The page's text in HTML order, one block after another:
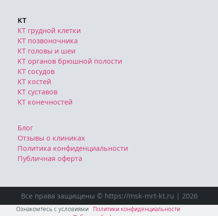
КТ
КТ грудной клетки
КТ позвоночника
КТ головы и шеи
КТ органов брюшной полости
КТ сосудов
КТ костей
КТ суставов
КТ конечностей
Блог
Отзывы о клиниках
Политика конфиденциальности
Публичная оферта
Все права защищены © https://msk-mrt-kt.ru | 2026
Ознакомтесь с условиями
Политики конфиденциальности